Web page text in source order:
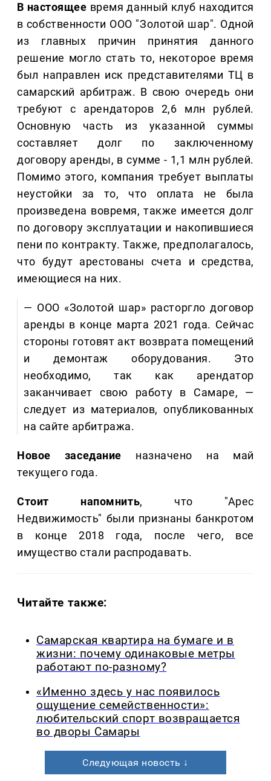
В настоящее время данный клуб находится
в собственности ООО "Золотой шар". Одной
из главных причин принятия данного
решение могло стать то, некоторое время
был направлен иск представителями ТЦ в
самарский арбитраж. В свою очередь они
требуют с арендаторов 2,6 млн рублей.
Основную часть из указанной суммы
составляет долг по заключенному
договору аренды, в сумме - 1,1 млн рублей.
Помимо этого, компания требует выплаты
неустойки за то, что оплата не была
произведена вовремя, также имеется долг
по договору эксплуатации и накопившиеся
пени по контракту. Также, предполагалось,
что будут арестованы счета и средства,
имеющиеся на них.
— ООО «Золотой шар» расторгло договор
аренды в конце марта 2021 года. Сейчас
стороны готовят акт возврата помещений
и демонтаж оборудования. Это
необходимо, так как арендатор
заканчивает свою работу в Самаре, —
следует из материалов, опубликованных
на сайте арбитража.
Новое заседание назначено на май
текущего года.
Стоит напомнить, что "Арес
Недвижимость" были признаны банкротом
в конце 2018 года, после чего, все
имущество стали распродавать.
Читайте также:
Самарская квартира на бумаге и в
жизни: почему одинаковые метры
работают по-разному?
«Именно здесь у нас появилось
ощущение семейственности»:
любительский спорт возвращается
во дворы Самары
Следующая новость ↓